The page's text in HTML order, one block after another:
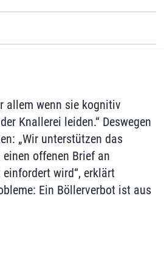
allem wenn sie kognitiv
Knallerei leiden.“ Deswegen
„Wir unterstützen das
offenen Brief an
wird“, erklärt
Ein Böllerverbot ist aus